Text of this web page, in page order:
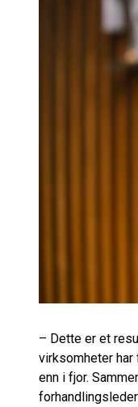
– Dette er et
virksomheter
enn i fjor.